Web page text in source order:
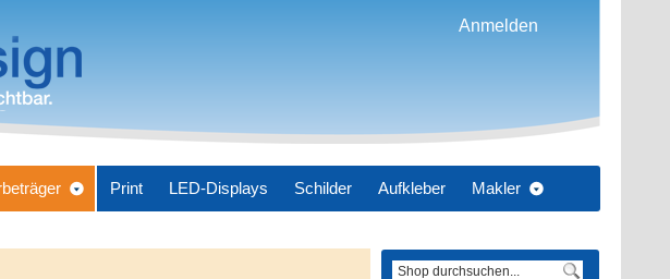
Anmelden
Print LED-Displays Schilder Aufkleber Makler
datdesign